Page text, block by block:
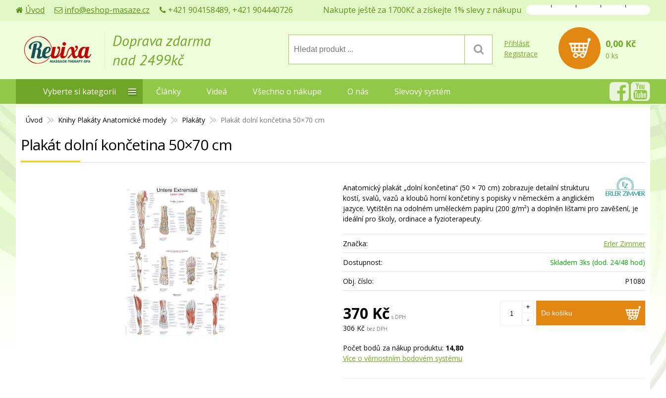
Doprava zdarma
nad 2499kč
Úvod info@eshop-masaze.cz +421 904158489, +421 904440726 Nakupte ještě za 1700Kč a získejte 1% slevy z nákupu
Přihlásit
Registrace
0,00 Kč
0 ks
Úvod Knihy Plakáty Anatomické modely Plakáty Plakát dolní končetina 50×70 cm
Plakát dolní končetina 50×70 cm
Anatomický plakát „dolní končetina“ (50 × 70 cm) zobrazuje detailní strukturu
kostí, svalů, vazů a kloubů horní končetiny s popisky v německém a anglickém
jazyce. Vytištěn na odolném uměleckém papíru (200 g/m²) a doplněn lištami pro zavěšení, je
ideální pro školy, ordinace a fyzioterapeuty.
Značka:
Erler Zimmer
Dostupnost:
Skladem 3ks (dod. 24/48 hod)
Obj. číslo:
P1080
370 Kč s DPH
306 Kč bez DPH
Do košíku
+
-
Počet bodů za nákup produktu: 14,80
Více o věrnostním bodovém systému
Vyberte si kategorii Články Videá Všechno o nákupe O nás Slevový systém